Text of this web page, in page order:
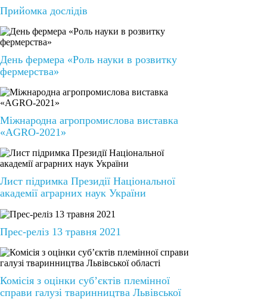
Прийомка дослідів
День фермера «Роль науки в розвитку
фермерства»
Міжнародна агропромислова виставка
«AGRO-2021»
Лист підримка Президії Національної
академії аграрних наук України
Прес-реліз 13 травня 2021
Комісія з оцінки суб’єктів племінної
справи галузі тваринництва Львівської